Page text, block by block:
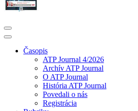
Časopis
ATP Journal 4/2026
Archív ATP Journal
O ATP Journal
História ATP Journal
Povedali o nás
Registrácia